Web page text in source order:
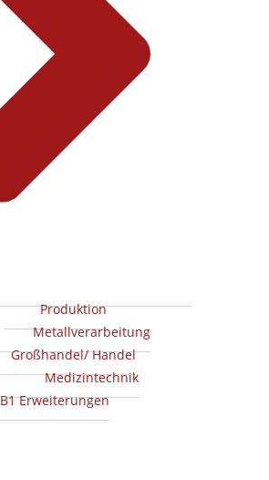
Produktion
Metallverarbeitung
Großhandel/ Handel
Medizintechnik
B1 Erweiterungen